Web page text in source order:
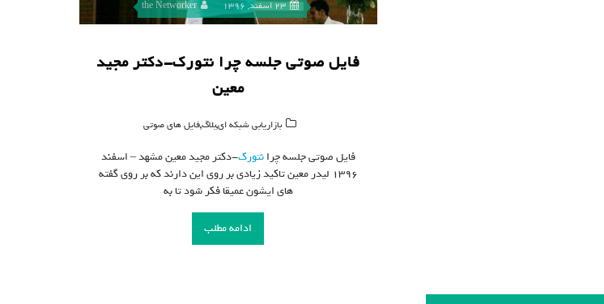
23 اسفند, 1396 the Networker
فایل صوتی جلسه چرا نتورک-دکتر مجید
معین
بازاریابی شبکه ای,بلاگ,فایل های صوتی
فایل صوتی جلسه چرانتورک-دکتر مجید معین مشهد – اسفند
۱۳۹۶ لیدر معین تاکید زیادی بر روی این دارند که بر روی گفته
های ایشون عمیقا فکر شود تا به
ادامه مطلب